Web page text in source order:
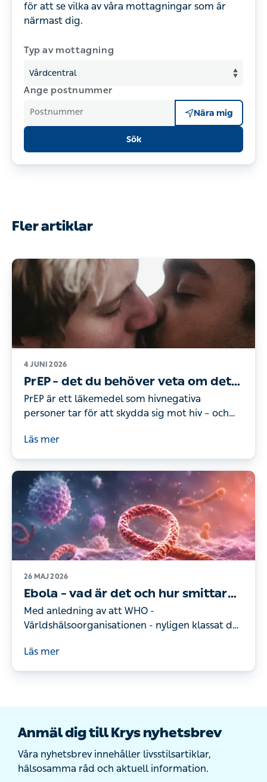
för att se vilka av våra mottagningar som är
närmast dig.
Typ av mottagning
Ange postnummer
Postnummer Nära mig
Sök
Fler artiklar
4 JUNI 2026
PrEP – det du behöver veta om det
effektivaste skyddet mot hiv
PrEP är ett läkemedel som hivnegativa
personer tar för att skydda sig mot hiv – och
effektivt.
Läs mer
26 MAJ 2026
Ebola – vad är det och hur smittar
det?
Med anledning av att WHO -
Världshälsoorganisationen - nyligen klassat det
hot undrar många vad ebola egentligen är, hur
det smittar och om man behöver oroa sig i
Läs mer
Anmäl dig till Krys nyhetsbrev
Våra nyhetsbrev innehåller livsstilsartiklar,
hälsosamma råd och aktuell information.